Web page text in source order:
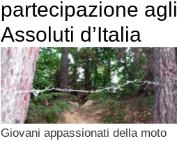
partecipazione agli
Assoluti d’Italia
Giovani appassionati della moto